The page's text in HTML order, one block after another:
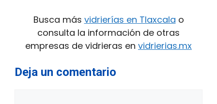
Busca más vidrierías en Tlaxcala o
consulta la información de otras
empresas de vidrieras en vidrierias.mx
Deja un comentario